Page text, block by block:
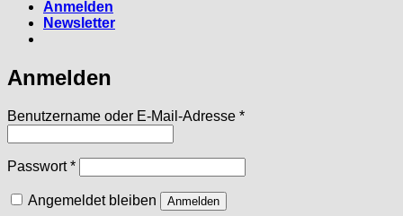
Anmelden
Newsletter
Anmelden
Benutzername oder E-Mail-Adresse *Erforderlich
Passwort*Erforderlich
Angemeldet bleiben Anmelden